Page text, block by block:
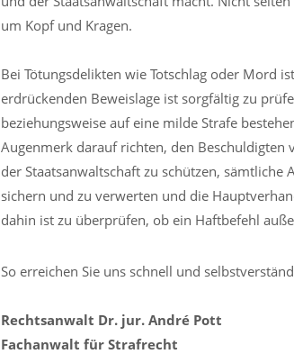
um Kopf und Kragen.
Bei Tötungsdelikten wie Totschlag oder Mord
erdrückenden Beweislage ist sorgfältig zu
beziehungsweise auf eine milde Strafe
Augenmerk darauf richten, den Beschuldigten
der Staatsanwaltschaft zu schützen, sämtliche
sichern und zu verwerten und die
dahin ist zu überprüfen, ob ein Haftbefehl
So erreichen Sie uns schnell und
Rechtsanwalt Dr. jur. André Pott
Fachanwalt für Strafrecht